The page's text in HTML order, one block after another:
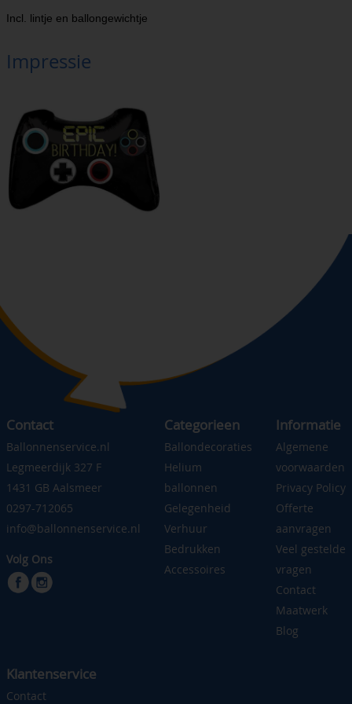
Incl. lintje en ballongewichtje
Impressie
Contact
Ballonnenservice.nl
Legmeerdijk 327 F
1431 GB Aalsmeer
0297-712065
info@ballonnenservice.nl
Volg Ons
Categorieen
Ballondecoraties
Helium
ballonnen
Gelegenheid
Verhuur
Bedrukken
Accessoires
Informatie
Algemene
voorwaarden
Privacy Policy
Offerte
aanvragen
Veel gestelde
vragen
Contact
Maatwerk
Blog
Klantenservice
Contact